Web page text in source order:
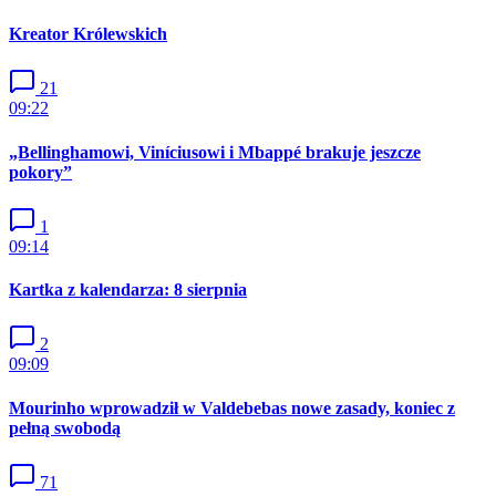
Kreator Królewskich
21
09:22
„Bellinghamowi, Viníciusowi i Mbappé brakuje jeszcze
pokory”
1
09:14
Kartka z kalendarza: 8 sierpnia
2
09:09
Mourinho wprowadził w Valdebebas nowe zasady, koniec z
pełną swobodą
71